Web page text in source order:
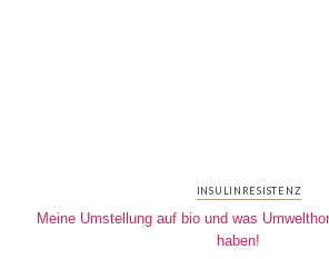
INSULINRESISTENZ
Meine Umstellung auf bio und was
haben!